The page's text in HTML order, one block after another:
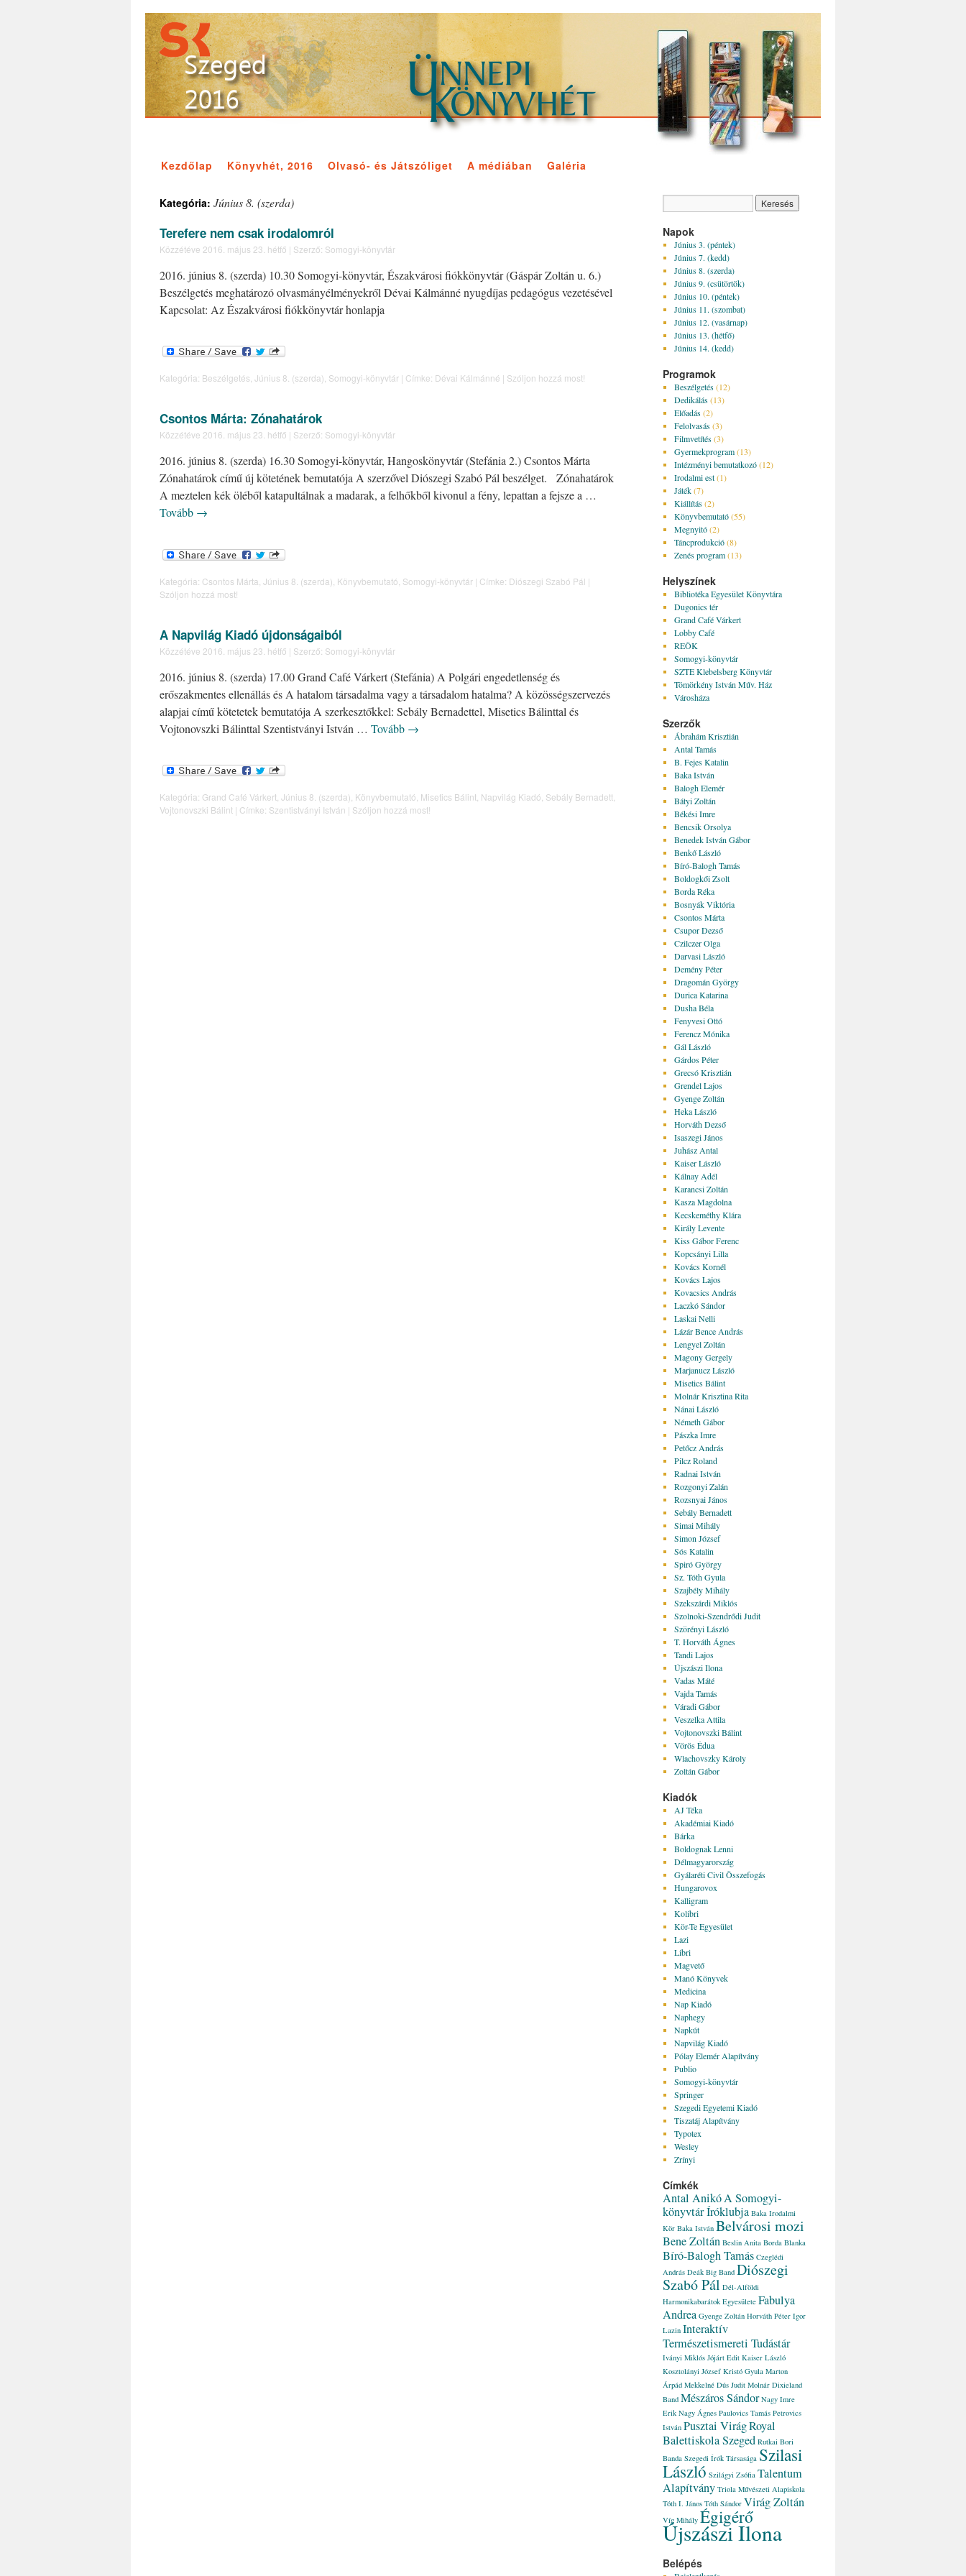
Kezdőlap Könyvhét, 2016 Olvasó- és Játszóliget A médiában Galéria
Kategória: Június 8. (szerda)
Terefere nem csak irodalomról
Közzétéve 2016. május 23. hétfő | Szerző: Somogyi-könyvtár
2016. június 8. (szerda) 10.30 Somogyi-könyvtár, Északvárosi fiókkönyvtár (Gáspár Zoltán u. 6.)
Beszélgetés meghatározó olvasmányélményekről Dévai Kálmánné nyugdíjas pedagógus vezetésével
Kapcsolat: Az Északvárosi fiókkönyvtár honlapja
Kategória: Beszélgetés, Június 8. (szerda), Somogyi-könyvtár | Címke: Dévai Kálmánné | Szóljon hozzá most!
Csontos Márta: Zónahatárok
Közzétéve 2016. május 23. hétfő | Szerző: Somogyi-könyvtár
2016. június 8. (szerda) 16.30 Somogyi-könyvtár, Hangoskönyvtár (Stefánia 2.) Csontos Márta
Zónahatárok című új kötetének bemutatója A szerzővel Diószegi Szabó Pál beszélget. Zónahatárok
A meztelen kék öléből katapultálnak a madarak, a felhőkből kivonul a fény, lepattan a fejsze a …
Tovább →
Kategória: Csontos Márta Június 8. (szerda) Könyvbemutató Somogyi-könyvtár | Címke: Diószegi Szabó Pál |
Szóljon hozzá most!
A Napvilág Kiadó újdonságaiból
Közzétéve 2016. május 23. hétfő | Szerző: Somogyi-könyvtár
2016. június 8. (szerda) 17.00 Grand Café Várkert (Stefánia) A Polgári engedetlenség és
erőszakmentes ellenállás és A hatalom társadalma vagy a társadalom hatalma? A közösségszervezés
alapjai című kötetetek bemutatója A szerkesztőkkel: Sebály Bernadettel, Misetics Bálinttal és
Vojtonovszki Bálinttal Szentistványi István … Tovább →
Kategória: Grand Café Várkert Június 8. (szerda) Könyvbemutató Misetics Bálint Napvilág Kiadó Sebály Bernadett
Vojtonovszki Bálint | Címke: Szentistványi István | Szóljon hozzá most!
Napok
Június 3. (péntek)
Június 7. (kedd)
Június 8. (szerda)
Június 9. (csütörtök)
Június 10. (péntek)
Június 11. (szombat)
Június 12. (vasárnap)
Június 13. (hétfő)
Június 14. (kedd)
Programok
Beszélgetés(12)
Dedikálás(13)
Előadás(2)
Felolvasás(3)
Filmvetítés(3)
Gyermekprogram(13)
Intézményi bemutatkozó(12)
Irodalmi est(1)
Játék(7)
Kiállítás(2)
Könyvbemutató(55)
Megnyitó(2)
Táncprodukció(8)
Zenés program(13)
Helyszínek
Bibliotéka Egyesület Könyvtára
Dugonics tér
Grand Café Várkert
Lobby Café
REÖK
Somogyi-könyvtár
SZTE Klebelsberg Könyvtár
Tömörkény István Műv. Ház
Városháza
Szerzők
Ábrahám Krisztián
Antal Tamás
B. Fejes Katalin
Baka István
Balogh Elemér
Bátyi Zoltán
Békési Imre
Bencsik Orsolya
Benedek István Gábor
Benkő László
Bíró-Balogh Tamás
Boldogkői Zsolt
Borda Réka
Bosnyák Viktória
Csontos Márta
Csupor Dezső
Czilczer Olga
Darvasi László
Demény Péter
Dragomán György
Durica Katarina
Dusha Béla
Fenyvesi Ottó
Ferencz Mónika
Gál László
Gárdos Péter
Grecsó Krisztián
Grendel Lajos
Gyenge Zoltán
Heka László
Horváth Dezső
Isaszegi János
Juhász Antal
Kaiser László
Kálnay Adél
Karancsi Zoltán
Kasza Magdolna
Kecskeméthy Klára
Király Levente
Kiss Gábor Ferenc
Kopcsányi Lilla
Kovács Kornél
Kovács Lajos
Kovacsics András
Laczkó Sándor
Laskai Nelli
Lázár Bence András
Lengyel Zoltán
Magony Gergely
Marjanucz László
Misetics Bálint
Molnár Krisztina Rita
Nánai László
Németh Gábor
Pászka Imre
Petőcz András
Pilcz Roland
Radnai István
Rozgonyi Zalán
Rozsnyai János
Sebály Bernadett
Simai Mihály
Simon József
Sós Katalin
Spiró György
Sz. Tóth Gyula
Szajbély Mihály
Szekszárdi Miklós
Szolnoki-Szendrődi Judit
Szörényi László
T. Horváth Ágnes
Tandi Lajos
Újszászi Ilona
Vadas Máté
Vajda Tamás
Váradi Gábor
Veszelka Attila
Vojtonovszki Bálint
Vörös Édua
Wlachovszky Károly
Zoltán Gábor
Kiadók
AJ Téka
Akadémiai Kiadó
Bárka
Boldognak Lenni
Délmagyarország
Gyálaréti Civil Összefogás
Hungarovox
Kalligram
Kolibri
Kör-Te Egyesület
Lazi
Libri
Magvető
Manó Könyvek
Medicina
Nap Kiadó
Naphegy
Napkút
Napvilág Kiadó
Pólay Elemér Alapítvány
Publio
Somogyi-könyvtár
Springer
Szegedi Egyetemi Kiadó
Tiszatáj Alapítvány
Typotex
Wesley
Zrínyi
Címkék
Antal AnikóA Somogyi-
könyvtár Íróklubja Baka Irodalmi
Kör Baka István Belvárosi mozi
Bene Zoltán Beslin Anita Borda Blanka
Bíró-Balogh Tamás Czeglédi
András Deák Big Band Diószegi
Szabó Pál Dél-Alföldi
Harmonikabarátok Egyesülete Fabulya
Andrea Gyenge Zoltán Horváth Péter Igor
Lazin Interaktív
Természetismereti Tudástár
Iványi Miklós Jójárt Edit Kaiser László
Kosztolányi József Kristó Gyula Marton
Árpád Mekkelné Dús Judit Molnár Dixieland
Band Mészáros Sándor Nagy Imre
Erik Nagy Ágnes Paulovics Tamás Petrovics
István Pusztai VirágRoyal
Balettiskola Szeged Rutkai Bori
Banda Szegedi Írók Társasága Szilasi
László Szilágyi Zsófia Talentum
Alapítvány Triola Művészeti Alapiskola
Tóth I. János Tóth Sándor Virág Zoltán
Víg Mihály Égigérő
Újszászi Ilona
Belépés